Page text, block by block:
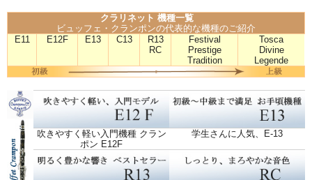
クラリネット 機種一覧
ビュッフェ・クランポンの代表的な機種のご紹介
E11
E12F E13 C13
R13
RC
Festival
Prestige
Tradition
Tosca
Divine
Legende
吹きやすく軽い入門機種 クラン
ポン E12F
学生さんに人気、E-13